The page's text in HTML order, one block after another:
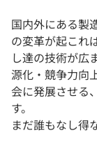
国内外にある製
の変革が起これ
し達の技術が広
源化・競争力向
会に発展させる
す。
まだ誰もなし得